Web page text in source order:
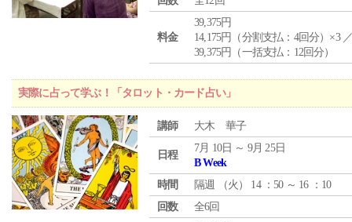
料金
39,375円
14,175円（分割支払：4回分）×3
39,375円（一括支払：12回分）
実際に占って学ぶ！「タロット・カード占い」
講師 大木 華子
日程
7月 10日 ～ 9月 25日
B Week
時間
隔週 （火 ） 14 ：50 ～ 16 ：10
回数
全6回